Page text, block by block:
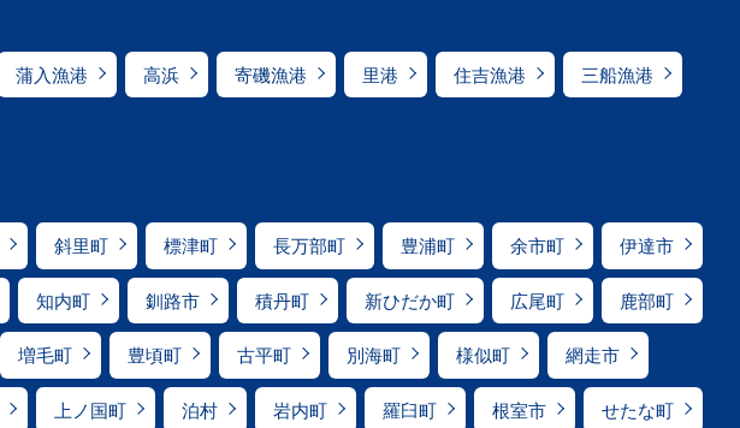
蒲入漁港 高浜 寄磯漁港 里港 住吉漁港 三船漁港
斜里町 標津町 長万部町 豊浦町 余市町 伊達市
知内町 釧路市 積丹町 新ひだか町 広尾町 鹿部町
増毛町 豊頃町 古平町 別海町 様似町 網走市
上ノ国町 泊村 岩内町 羅臼町 根室市 せたな町